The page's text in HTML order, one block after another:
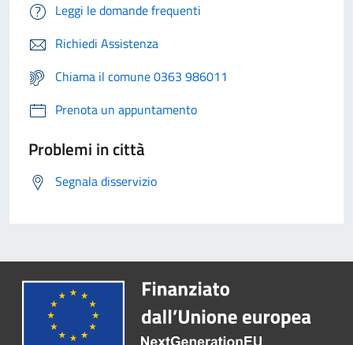
Leggi le domande frequenti
Richiedi Assistenza
Chiama il comune 0363 986011
Prenota un appuntamento
Problemi in città
Segnala disservizio